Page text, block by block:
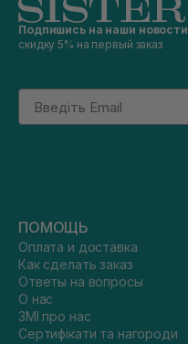
Подпишись на наши новости
скидку 5% на первый заказ
Email
ПОМОЩЬ
Оплата и доставка
Как сделать заказ
Ответы на вопросы
О нас
ЗМІ про нас
Сертифікати та нагороди